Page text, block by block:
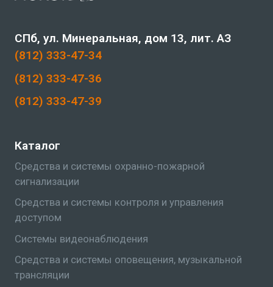
Каталог
Средства и системы охранно-пожарной
сигнализации
Средства и системы контроля и управления
доступом
Системы видеонаблюдения
Средства и системы оповещения, музыкальной
трансляции
(812) 333-47-34
(812) 333-47-36
(812) 333-47-39
СПб, ул. Минеральная, дом 13, лит. АЗ